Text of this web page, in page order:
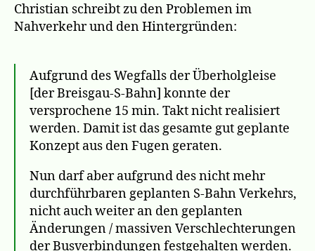
Christian schreibt zu den Problemen im
Nahverkehr und den Hintergründen:
Aufgrund des Wegfalls der Überholgleise
[der Breisgau-S-Bahn] konnte der
versprochene 15 min. Takt nicht realisiert
werden. Damit ist das gesamte gut geplante
Konzept aus den Fugen geraten.
Nun darf aber aufgrund des nicht mehr
durchführbaren geplanten S-Bahn Verkehrs,
nicht auch weiter an den geplanten
Änderungen / massiven Verschlechterungen
der Busverbindungen festgehalten werden.